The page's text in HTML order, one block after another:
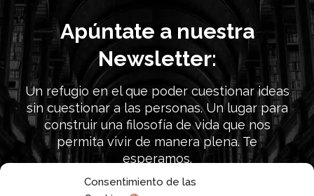
Consentimiento de las
Apúntate a nuestra
Newsletter:
Un refugio en el que poder cuestionar ideas
sin cuestionar a las personas. Un lugar para
construir una filosofía de vida que nos
permita vivir de manera plena. Te
esperamos.